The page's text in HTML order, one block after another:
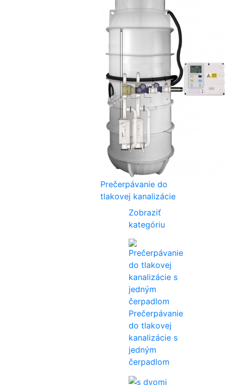
Prečerpávanie do
tlakovej kanalizácie
Zobraziť
kategóriu
Prečerpávanie
do tlakovej
kanalizácie s
jedným
čerpadlom